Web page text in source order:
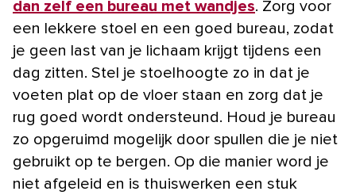
dan zelf een bureau met wandjes. Zorg voor
een lekkere stoel en een goed bureau, zodat
je geen last van je lichaam krijgt tijdens een
dag zitten. Stel je stoelhoogte zo in dat je
voeten plat op de vloer staan en zorg dat je
rug goed wordt ondersteund. Houd je bureau
zo opgeruimd mogelijk door spullen die je niet
gebruikt op te bergen. Op die manier word je
niet afgeleid en is thuiswerken een stuk